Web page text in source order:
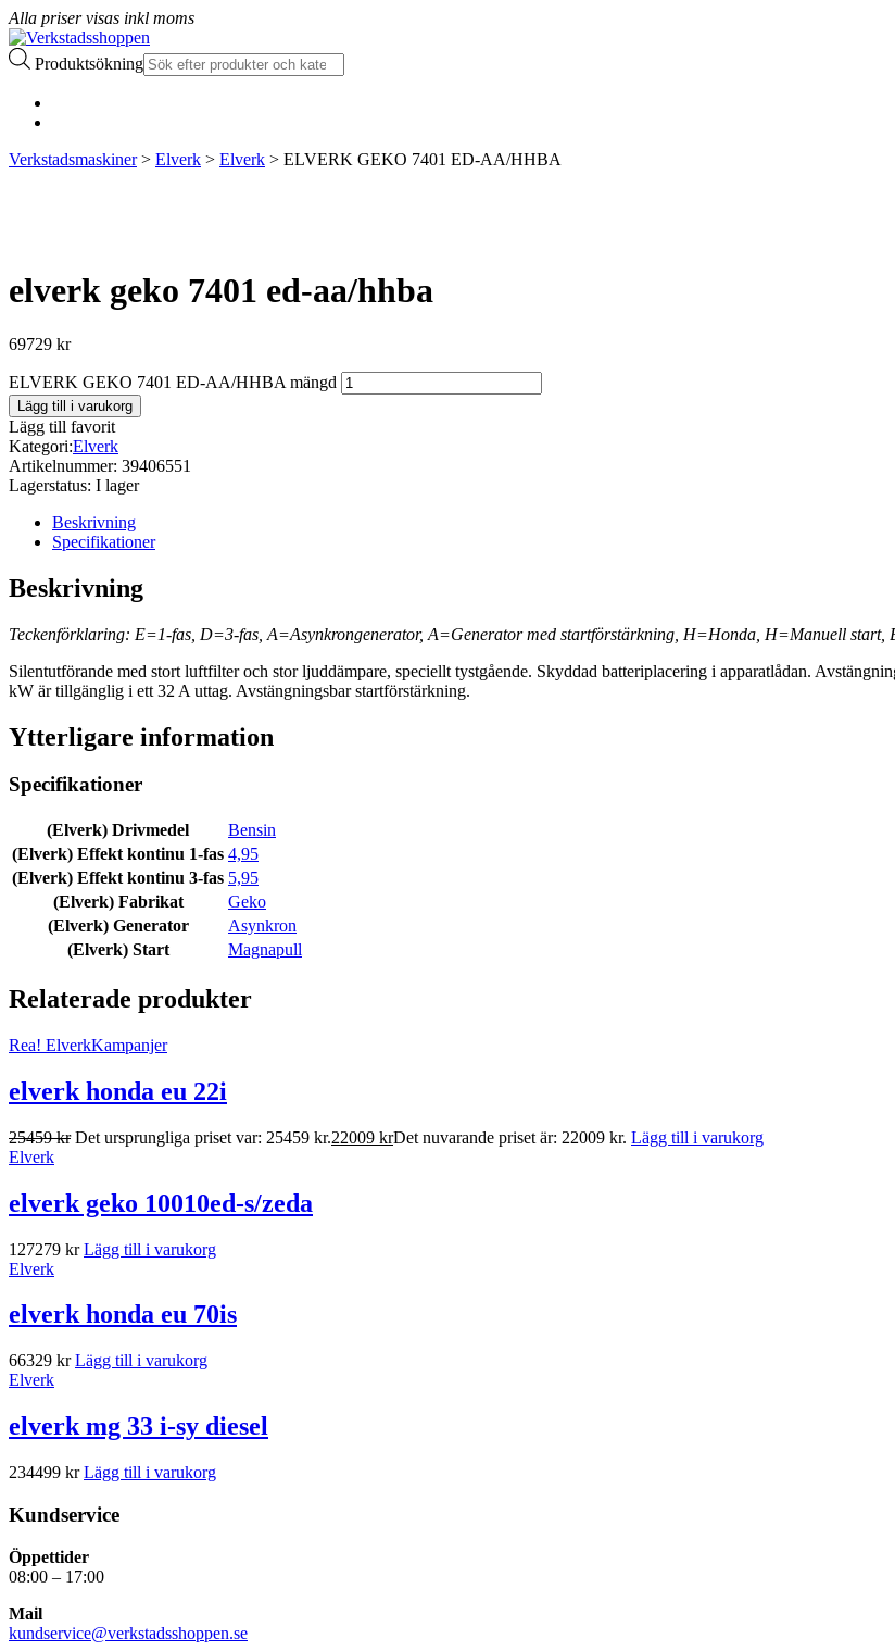
Alla priser visas inkl moms
Produktsökning
Verkstadsmaskiner> Elverk > Elverk > ELVERK GEKO 7401 ED-AA/HHBA
elverk geko 7401 ed-aa/hhba
69729 kr
ELVERK GEKO 7401 ED-AA/HHBA mängd
Lägg till i varukorg
Lägg till favorit
Kategori:Elverk
Artikelnummer: 39406551
Lagerstatus: I lager
Beskrivning
Specifikationer
Beskrivning
Teckenförklaring: E=1-fas, D=3-fas, A=Asynkrongenerator, A=Generator med startförstärkning, H=Honda, H=Manuell start,
Silentutförande med stort luftfilter och stor ljuddämpare, speciellt tystgående. Skyddad batteriplacering i apparatlådan.
kW är tillgänglig i ett 32 A uttag. Avstängningsbar startförstärkning.
Ytterligare information
Specifikationer
(Elverk) Drivmedel
Bensin
(Elverk) Effekt kontinu 1-fas 4,95
(Elverk) Effekt kontinu 3-fas 5,95
(Elverk) Fabrikat
Geko
(Elverk) Generator
Asynkron
(Elverk) Start
Magnapull
Relaterade produkter
Rea! ElverkKampanjer
elverk honda eu 22i
25459kr Det ursprungliga priset var: 25459 kr.22009 krDet nuvarande priset är: 22009 kr. Lägg till i varukorg
Elverk
elverk geko 10010ed-s/zeda
127279 kr Lägg till i varukorg
Elverk
elverk honda eu 70is
66329 kr Lägg till i varukorg
Elverk
elverk mg 33 i-sy diesel
234499 kr Lägg till i varukorg
Kundservice
Öppettider
08:00 – 17:00
Mail
kundservice@verkstadsshoppen.se